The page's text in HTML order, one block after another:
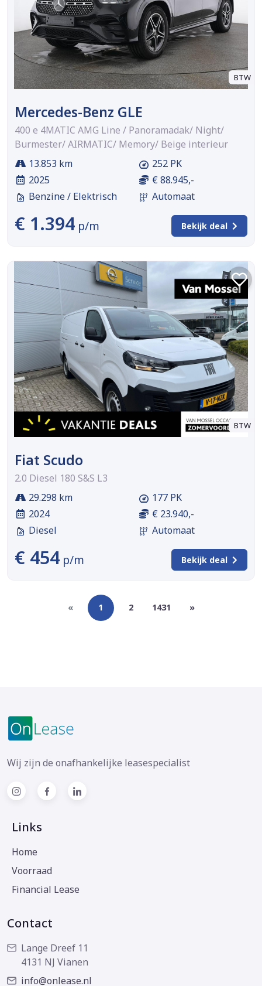
BTW
Mercedes-Benz GLE
400 e 4MATIC AMG Line / Panoramadak/ Night/
Burmester/ AIRMATIC/ Memory/ Beige interieur
13.853 km
2025
Benzine / Elektrisch
252 PK
€ 88.945,-
Automaat
€ 1.394 p/m Bekijk deal
BTW
Fiat Scudo
2.0 Diesel 180 S&S L3
29.298 km
2024
Diesel
177 PK
€ 23.940,-
Automaat
€ 454 p/m Bekijk deal
« 1 2 1431 »
Wij zijn de onafhankelijke leasespecialist
Links
Home
Voorraad
Financial Lease
Contact
Lange Dreef 11
4131 NJ Vianen
info@onlease.nl